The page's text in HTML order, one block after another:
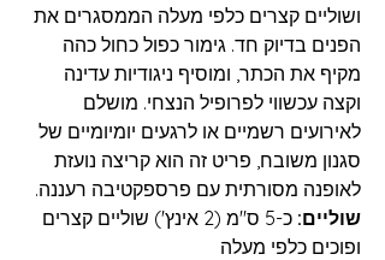
ושוליים קצרים כלפי מעלה הממסגרים את
הפנים בדיוק חד. גימור כפול כחול כהה
מקיף את הכתר, ומוסיף ניגודיות עדינה
וקצה עכשווי לפרופיל הנצחי. מושלם
לאירועים רשמיים או לרגעים יומיומיים של
סגנון משובח, פריט זה הוא קריצה נועזת
לאופנה מסורתית עם פרספקטיבה רעננה.
שוליים:
כ-5 ס"מ (2 אינץ') שוליים קצרים
ופוכים כלפי מעלה